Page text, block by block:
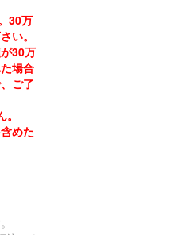
30万
い。
30万
場合
ご了
めた